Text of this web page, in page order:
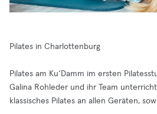
Pilates in Charlottenburg
Pilates am Ku‘Damm im ersten
Galina Rohleder und ihr Team
klassisches Pilates an allen Geräten,